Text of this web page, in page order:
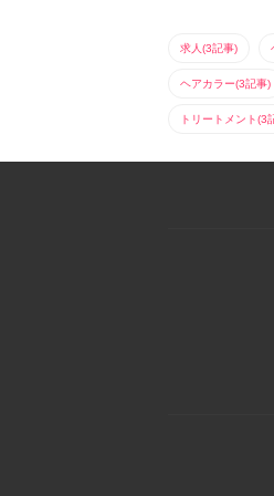
求人(3記事)
ヘアカラー(3記事)
トリートメント(3